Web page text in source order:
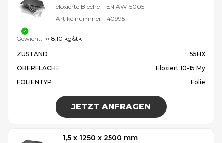
eloxierte Bleche - EN AW-5005
Artikelnummer 1140995
ZUSTAND
55HX
OBERFLÄCHE
Eloxiert 10-15 My
FOLIENTYP
Folie
JETZT ANFRAGEN
Gewicht: ≈ 8,10 kg/stk
1,5 x 1250 x 2500 mm